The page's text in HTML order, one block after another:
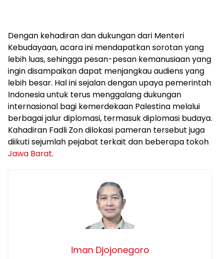
Dengan kehadiran dan dukungan dari Menteri
Kebudayaan, acara ini mendapatkan sorotan yang
lebih luas, sehingga pesan-pesan kemanusiaan yang
ingin disampaikan dapat menjangkau audiens yang
lebih besar. Hal ini sejalan dengan upaya pemerintah
Indonesia untuk terus menggalang dukungan
internasional bagi kemerdekaan Palestina melalui
berbagai jalur diplomasi, termasuk diplomasi budaya.
Kahadiran Fadli Zon dilokasi pameran tersebut juga
diikuti sejumlah pejabat terkait dan beberapa tokoh
Jawa Barat.
Iman Djojonegoro